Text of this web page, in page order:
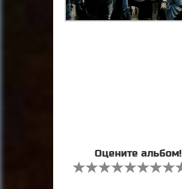
Оцените альбом!